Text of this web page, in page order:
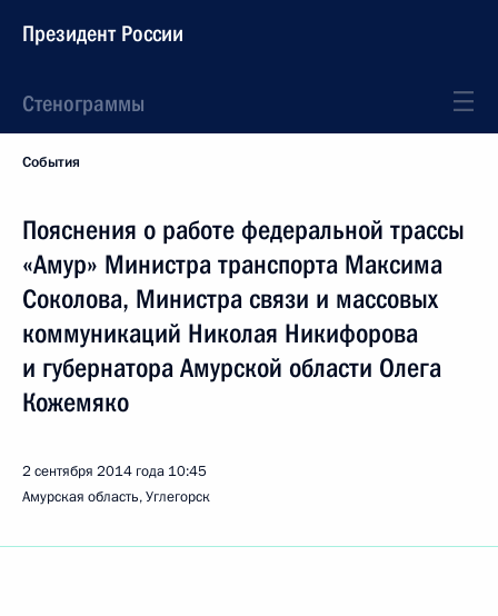
Президент России
Стенограммы
События
Пояснения о работе федеральной трассы
«Амур» Министра транспорта Максима
Соколова, Министра связи и массовых
коммуникаций Николая Никифорова
и губернатора Амурской области Олега
Кожемяко
2 сентября 2014 года 10:45
Амурская область, Углегорск